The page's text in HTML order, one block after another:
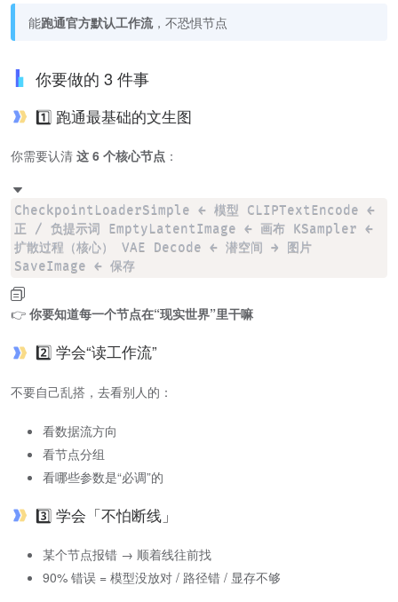
能跑通官方默认工作流，不恐惧节点
你要做的 3 件事
1️⃣ 跑通最基础的文生图
你需要认清 这 6 个核心节点 ：
CheckpointLoaderSimple ← 模型 CLIPTextEncode ←
正 / 负提示词 EmptyLatentImage ← 画布 KSampler ←
扩散过程（核心） VAE Decode ← 潜空间 → 图片
SaveImage ← 保存
👉 你要知道每一个节点在“现实世界”里干嘛
2️⃣ 学会“读工作流”
不要自己乱搭，去看别人的：
看数据流方向
看节点分组
看哪些参数是“必调”的
3️⃣ 学会「不怕断线」
某个节点报错 → 顺着线往前找
90% 错误 = 模型没放对 / 路径错 / 显存不够